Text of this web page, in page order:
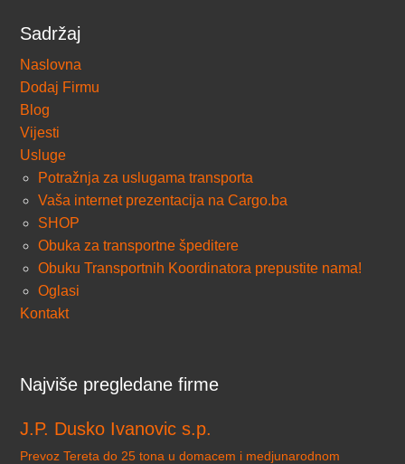
Sadržaj
Naslovna
Dodaj Firmu
Blog
Vijesti
Usluge
Potražnja za uslugama transporta
Vaša internet prezentacija na Cargo.ba
SHOP
Obuka za transportne špeditere
Obuku Transportnih Koordinatora prepustite nama!
Oglasi
Kontakt
Najviše pregledane firme
J.P. Dusko Ivanovic s.p.
Prevoz Tereta do 25 tona u domacem i medjunarodnom